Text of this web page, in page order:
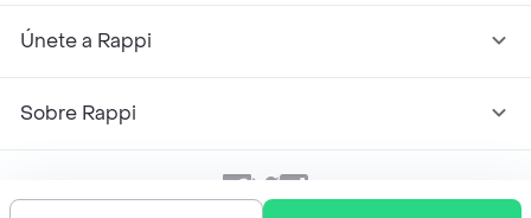
Únete a Rappi
Sobre Rappi
Facebook
TwitterInstagram